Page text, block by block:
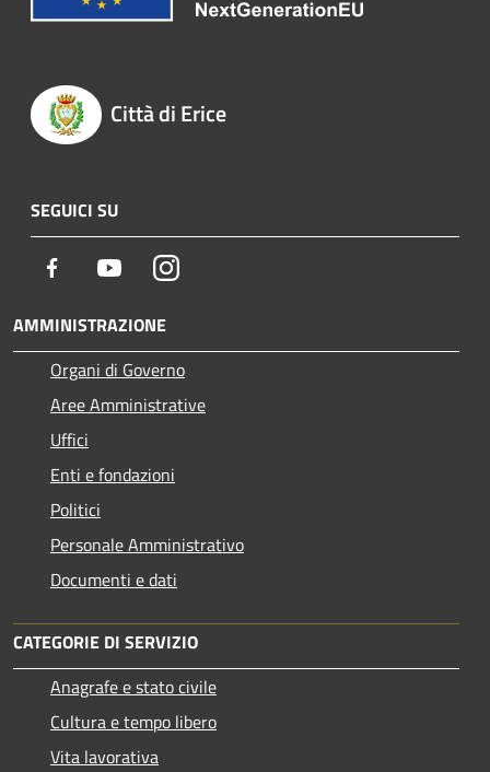
Città di Erice
SEGUICI SU
Facebook YoutubeInstagram
AMMINISTRAZIONE
Organi di Governo
Aree Amministrative
Uffici
Enti e fondazioni
Politici
Personale Amministrativo
Documenti e dati
CATEGORIE DI SERVIZIO
Anagrafe e stato civile
Cultura e tempo libero
Vita lavorativa